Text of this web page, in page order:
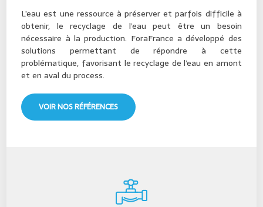
L’eau est une ressource à préserver et parfois difficile à
obtenir, le recyclage de l’eaupeut être un besoin
nécessaire à la production. ForaFrance a développé des
solutions permettant de répondre à cette
problématique, favorisant le recyclage de l’eau en amont
et en aval du process.
VOIR NOS RÉFÉRENCES